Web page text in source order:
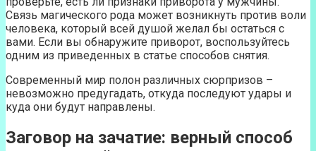
Связь магического рода может возникнуть против воли
человека, который всей душой желал бы остаться с
вами. Если вы обнаружите приворот, воспользуйтесь
одним из приведенных в статье способов снятия.
Современный мир полон различных сюрпризов –
невозможно предугадать, откуда последуют удары и
куда они будут направлены.
Заговор на зачатие: верный способ